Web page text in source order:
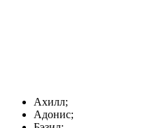
Ахилл;
Адонис;